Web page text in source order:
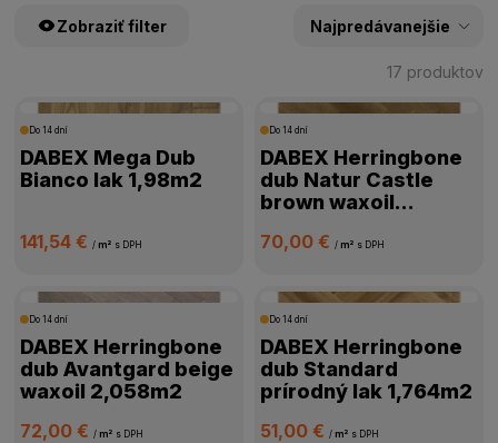
Zobraziť filter
17 produktov
CENA
VÝROBCA
HRÚBKA PODLAHY
PRIZNANÁ DRÁŽKA
VHODNÁ NA PODLAHOVÉ KÚRENIE
SPÔSOB POKLÁDKY
Do 14 dní
DABEX Mega Dub
Bianco lak 1,98m2
141,54 €/ m² s DPH
Do 14 dní
DABEX Herringbone
dub Natur Castle
brown waxoil
70,00 € / m² s DPH
Do 14 dní
DABEX Herringbone
dub Avantgard beige
waxoil 2,058m2
72,00 €/ m² s DPH
Do 14 dní
DABEX Herringbone
dub Standard
prírodný lak 1,764m2
51,00 € / m² s DPH